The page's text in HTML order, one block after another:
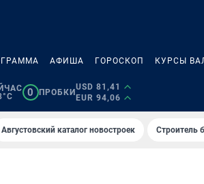
АФИША ГОРОСКОП КУРСЫ
0 ПРОБКИ
USD 81,41
EUR 94,06
Августовский каталог новостроек Строитель